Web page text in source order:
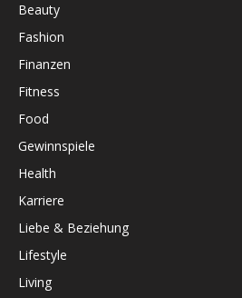
Beauty
Fashion
Finanzen
Fitness
Food
Gewinnspiele
Health
Karriere
Liebe & Beziehung
Lifestyle
Living